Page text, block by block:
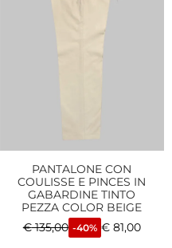
PANTALONE CON
COULISSE E PINCES IN
GABARDINE TINTO
PEZZA COLOR BEIGE
€135,00 -40% €81,00